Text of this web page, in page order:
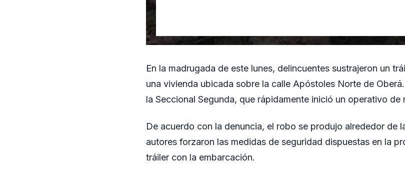
En la madrugada de este lunes, delincuentes sustrajeron un
una vivienda ubicada sobre la calle Apóstoles Norte de
la Seccional Segunda, que rápidamente inició un operativo de
De acuerdo con la denuncia, el robo se produjo alrededor de
autores forzaron las medidas de seguridad dispuestas en la
tráiler con la embarcación.